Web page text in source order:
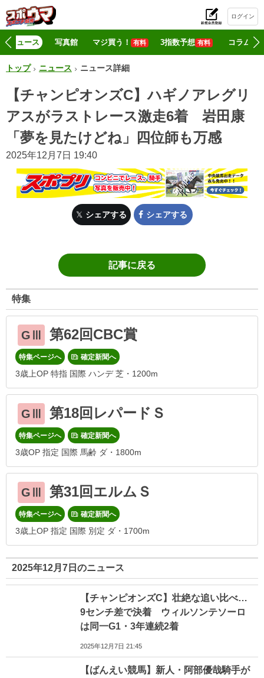
ログイン
ニュース 写真館 マジ買う！ 有料 3指数予想 有料 コラム
トップ ニュース ニュース詳細
【チャンピオンズC】ハギノアレグリ
アスがラストレース激走6着 岩田康
「夢を見たけどね」四位師も万感
2025年12月7日 19:40
シェアする シェアする
記事に戻る
特集
GⅢ 第62回CBC賞
特集ページへ 確定新聞へ
3歳上OP 特指 国際 ハンデ 芝・1200m
GⅢ 第18回レパードＳ
特集ページへ 確定新聞へ
3歳OP 指定 国際 馬齢 ダ・1800m
GⅢ 第31回エルムＳ
特集ページへ 確定新聞へ
3歳上OP 指定 国際 別定 ダ・1700m
2025年12月7日のニュース
【チャンピオンズC】壮絶な追い比べ…
9センチ差で決着 ウィルソンテソーロ
は同一G1・3年連続2着
2025年12月7日 21:45
【ばんえい競馬】新人・阿部優哉騎手が